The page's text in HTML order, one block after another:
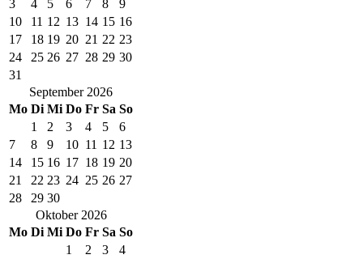
3
4 5 6 7 8
9
10
11 12 13 14 15 16
17
18 19 20 21 22 23
24
25 26 27 28 29 30
31
September 2026
Mo Di Mi Do Fr Sa So
1
2 3 4 5
6
7
8 9 10 11 12 13
14
15 16 17 18 19 20
21
22 23 24 25 26 27
28
29 30
Oktober 2026
Mo Di Mi Do Fr Sa So
1
2 3
4